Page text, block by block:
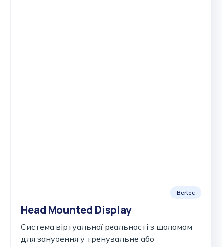
Bertec
Head Mounted Display
Система віртуальної реальності з шоломом
для занурення у тренувальне або